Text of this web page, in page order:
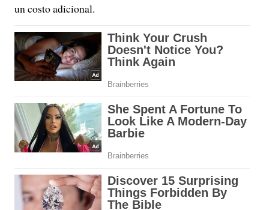
un costo adicional.